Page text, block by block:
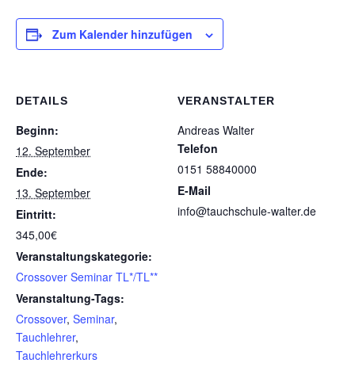
Zum Kalender hinzufügen
DETAILS
Beginn:
12. September
Ende:
13. September
Eintritt:
345,00€
Veranstaltungskategorie:
Crossover Seminar TL*/TL**
Veranstaltung-Tags:
Crossover, Seminar,
Tauchlehrer,
Tauchlehrerkurs
VERANSTALTER
Andreas Walter
Telefon
0151 58840000
E-Mail
info@tauchschule-walter.de